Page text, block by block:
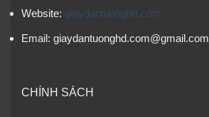
Website: giaydantuonghd.com
Email: giaydantuonghd.com@gmail.com
CHÍNH SÁCH